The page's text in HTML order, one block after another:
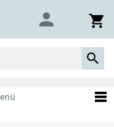
shopping_cart
person
